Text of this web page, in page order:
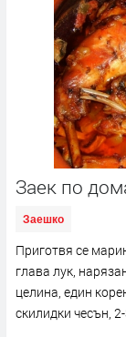
Заек по
Заешко
Приготвя се
глава лук,
целина, един
скилидки чесън,